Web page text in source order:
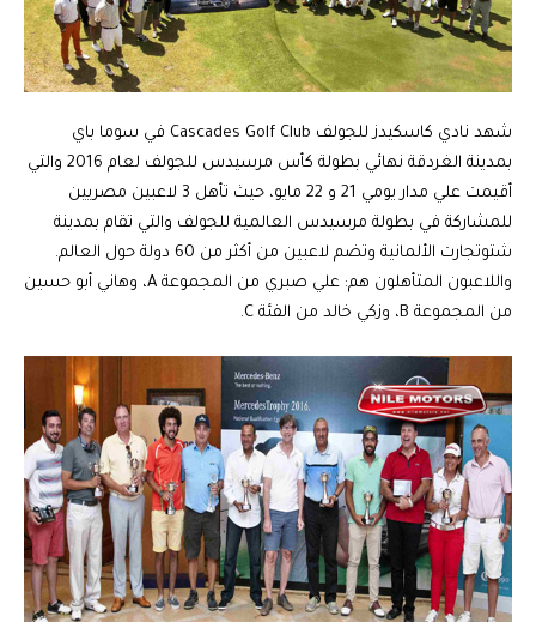
شهد نادي كاسكيدز للجولف Cascades Golf Club في سوما باي
بمدينة الغردقة نهائي بطولة كأس مرسيدس للجولف لعام 2016 والتي
أقيمت علي مدار يومي 21 و 22 مايو، حيث تأهل 3 لاعبين مصريين
للمشاركة في بطولة مرسيدس العالمية للجولف والتي تقام بمدينة
شتوتجارت الألمانية وتضم لاعبين من أكثر من 60 دولة حول العالم.
واللاعبون المتأهلون هم: علي صبري من المجموعة A، وهاني أبو حسين
من المجموعة B، وزكي خالد من الفئة C.